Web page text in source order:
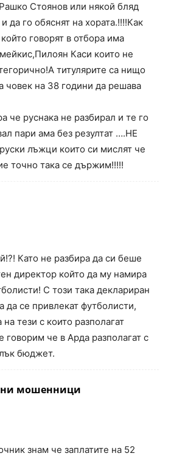
Стоянов или някой бляд
да го обяснят на хората.!!!!Как
говорят в отбора има
Каси които не
титулярите са нищо
човек на 38 години да решава
че руснака не разбирал и те го
пари ама без резултат ….НЕ
лъжци които си мислят че
точно така се държим!!!!!
Като не разбира да си беше
директор който да му намира
С този така деклариран
се привлекат футболисти,
на тези с които разполагат
говорим че в Арда разполагат с
бюджет.
мошенници
знам че заплатите на 52